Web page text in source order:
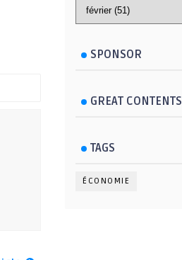
SPONSOR
GREAT CONTENTS
TAGS
ÉCONOMIE